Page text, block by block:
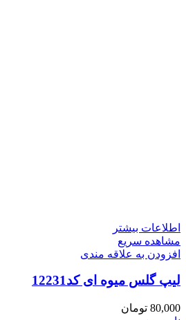
اطلاعات بیشتر
مشاهده سریع
افزودن به علاقه مندی
لیپ گلس میوه ای کد12231
80,000 تومان